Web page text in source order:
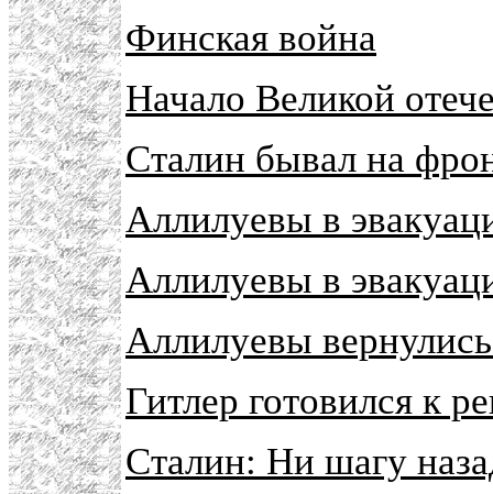
Финская война
Начало Великой
Сталин бывал на
Аллилуевы в
Аллилуевы в
Аллилуевы
Гитлер готовился к
Сталин: Ни шагу